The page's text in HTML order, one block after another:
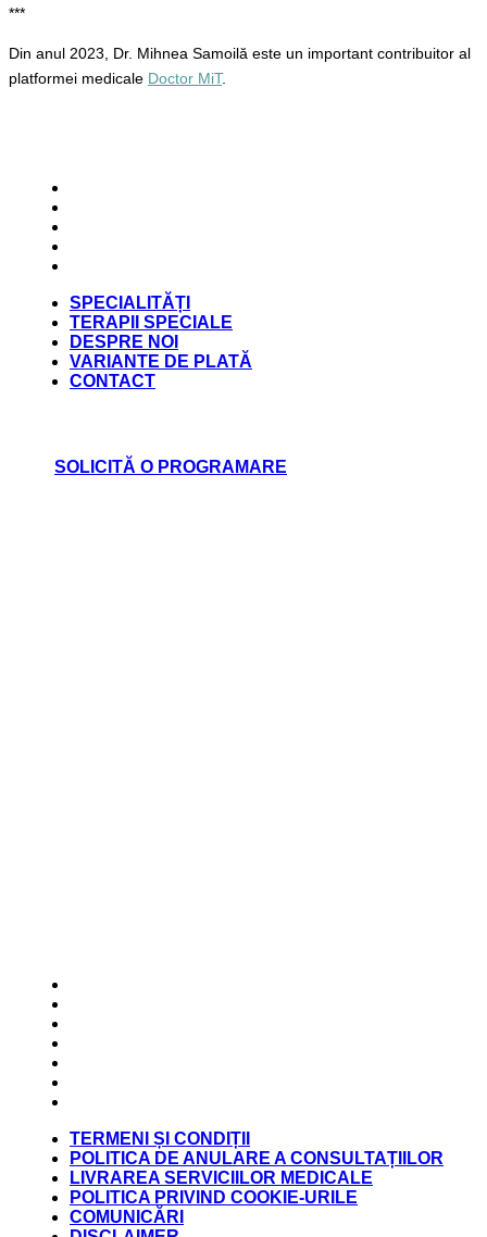
***
Din anul 2023, Dr. Mihnea Samoilă este un important contribuitor al
platformei medicale Doctor MiT.
SPECIALITĂȚI
TERAPII SPECIALE
DESPRE NOI
VARIANTE DE PLATĂ
CONTACT
SOLICITĂ O PROGRAMARE
TERMENI ȘI CONDIȚII
POLITICA DE ANULARE A CONSULTAȚIILOR
LIVRAREA SERVICIILOR MEDICALE
POLITICA PRIVIND COOKIE-URILE
COMUNICĂRI